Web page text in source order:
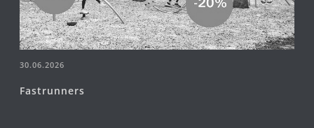
30.06.2026
Fastrunners